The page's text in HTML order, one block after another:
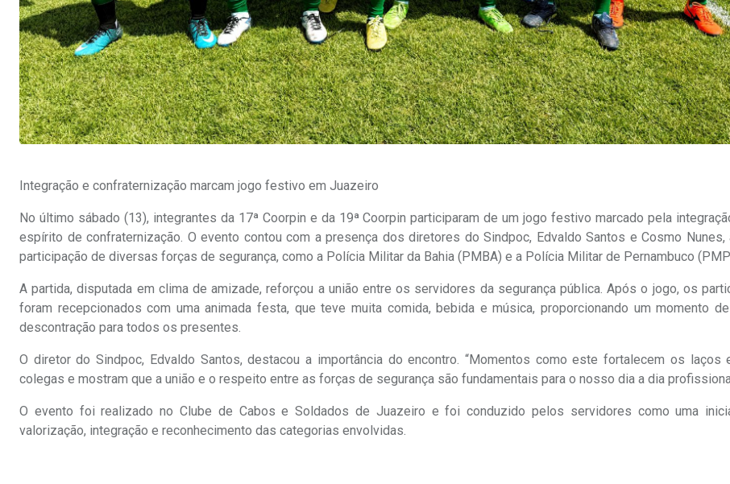
Integração e confraternização marcam jogo festivo em Juazeiro
No último sábado (13), integrantes da 17ª Coorpin e da 19ª Coorpin participaram de um jogo festivo marcado pela
espírito de confraternização. O evento contou com a presença dos diretores do Sindpoc, Edvaldo Santos e Cosmo Nunes,
participação de diversas forças de segurança, como a Polícia Militar da Bahia (PMBA) e a Polícia Militar de Pernambuco
A partida, disputada em clima de amizade, reforçou a união entre os servidores da segurança pública. Após o jogo, os
foram recepcionados com uma animada festa, que teve muita comida, bebida e música, proporcionando um momento
descontração para todos os presentes.
O diretor do Sindpoc, Edvaldo Santos, destacou a importância do encontro. “Momentos como este fortalecem os laços
colegas e mostram que a união e o respeito entre as forças de segurança são fundamentais para o nosso dia a dia
O evento foi realizado no Clube de Cabos e Soldados de Juazeiro e foi conduzido pelos servidores como uma
valorização, integração e reconhecimento das categorias envolvidas.